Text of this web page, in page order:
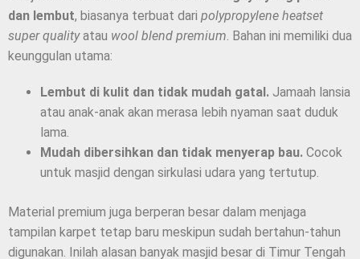
dan lembut, biasanya terbuat dari polypropylene heatset
super qualityatau wool blend premium. Bahan ini memiliki dua
keunggulan utama:
Lembut di kulit dan tidak mudah gatal. Jamaah lansia
atau anak-anak akan merasa lebih nyaman saat duduk
lama.
Mudah dibersihkan dan tidak menyerap bau. Cocok
untuk masjid dengan sirkulasi udara yang tertutup.
Material premium juga berperan besar dalam menjaga
tampilan karpet tetap baru meskipun sudah bertahun-tahun
digunakan. Inilah alasan banyak masjid besar di Timur Tengah